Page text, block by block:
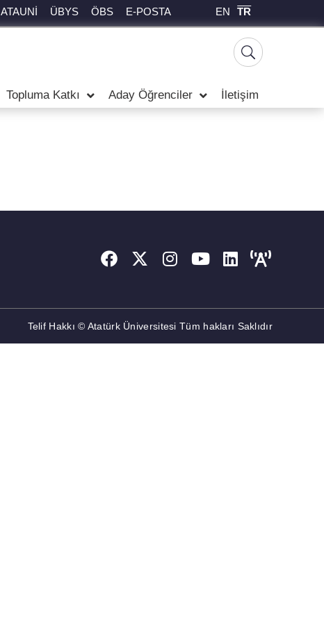
ATAUNİ ÜBYS ÖBS E-POSTA EN TR
Topluma Katkı Aday Öğrenciler İletişim
Telif Hakkı © Atatürk Üniversitesi Tüm hakları Saklıdır